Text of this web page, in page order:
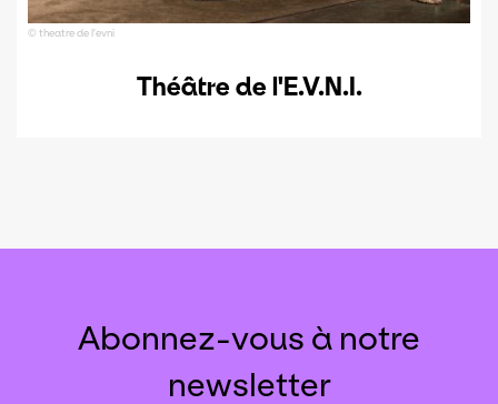
© theatre de l'evni
Théâtre de l'E.V.N.I.
Abonnez-vous à notre
newsletter